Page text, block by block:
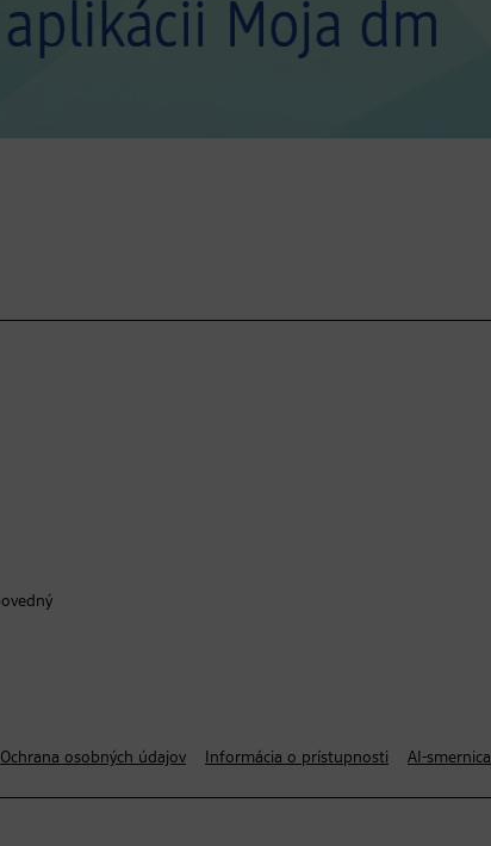
Ochrana osobných údajov Informácia o prístupnosti AI-smernica